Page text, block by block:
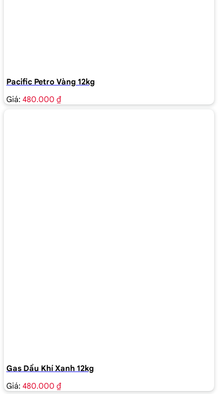
Pacific Petro Vàng 12kg
Giá: 480.000 ₫
Gas Dầu Khí Xanh 12kg
Giá: 480.000 ₫